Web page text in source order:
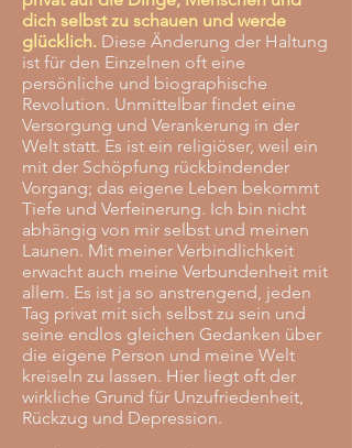
dich selbst zu schauen und werde
glücklich. Diese Änderung der Haltung
ist für den Einzelnen oft eine
persönliche und biographische
Revolution. Unmittelbar findet eine
Versorgung und Verankerung in der
Welt statt. Es ist ein religiöser, weil ein
mit der Schöpfung rückbindender
Vorgang; das eigene Leben bekommt
Tiefe und Verfeinerung. Ich bin nicht
abhängig von mir selbst und meinen
Launen. Mit meiner Verbindlichkeit
erwacht auch meine Verbundenheit mit
allem. Es ist ja so anstrengend, jeden
Tag privat mit sich selbst zu sein und
seine endlos gleichen Gedanken über
die eigene Person und meine Welt
kreiseln zu lassen. Hier liegt oft der
wirkliche Grund für Unzufriedenheit,
Rückzug und Depression.